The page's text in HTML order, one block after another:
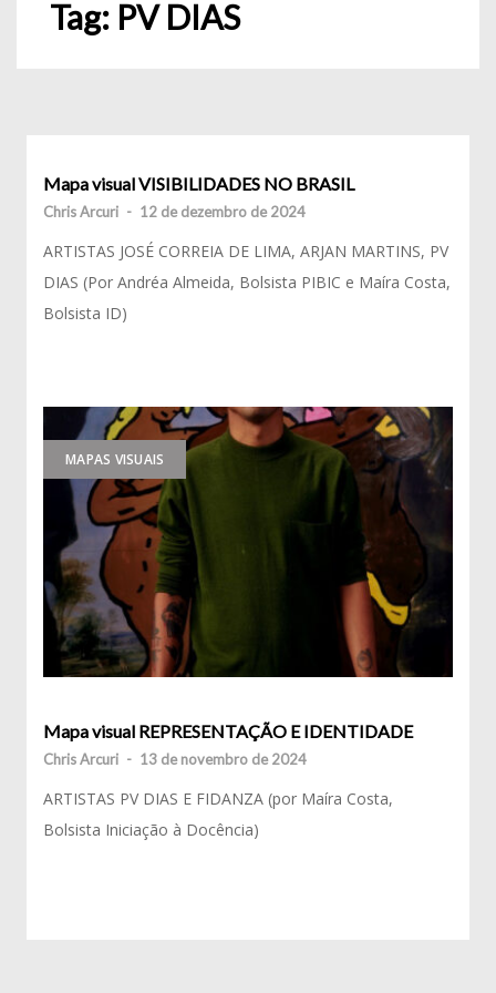
Tag: PV DIAS
Mapa visual VISIBILIDADES NO BRASIL
Chris Arcuri - 12 de dezembro de 2024
ARTISTAS JOSÉ CORREIA DE LIMA, ARJAN MARTINS, PV
DIAS (Por Andréa Almeida, Bolsista PIBIC e Maíra Costa,
Bolsista ID)
MAPAS VISUAIS
Mapa visual REPRESENTAÇÃO E IDENTIDADE
Chris Arcuri - 13 de novembro de 2024
ARTISTAS PV DIAS E FIDANZA (por Maíra Costa,
Bolsista Iniciação à Docência)